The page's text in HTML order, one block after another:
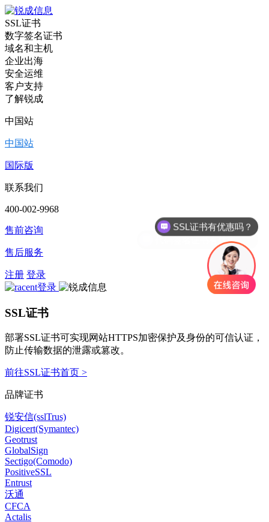
SSL证书
数字签名证书
域名和主机
企业出海
安全运维
客户支持
了解锐成
中国站
中国站
国际版
联系我们
400-002-9968
售前咨询
售后服务
注册 登录
SSL证书
部署SSL证书可实现网站HTTPS加密保护及身份的可信认证，
防止传输数据的泄露或篡改。
前往SSL证书首页 >
品牌证书
锐安信(sslTrus)
Digicert(Symantec)
Geotrust
GlobalSign
Sectigo(Comodo)
PositiveSSL
Entrust
沃通
CFCA
Actalis
代码签名证书有优惠吗？